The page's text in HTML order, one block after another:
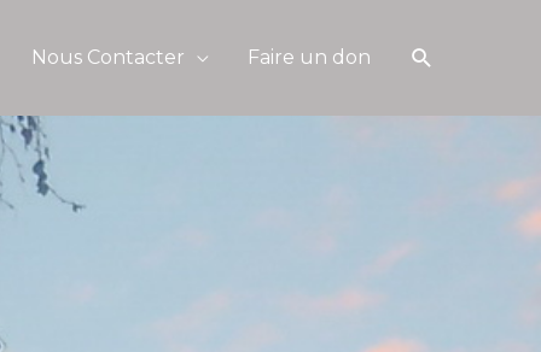
Nous Contacter Faire un don